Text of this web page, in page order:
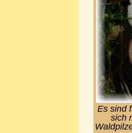
Es sind
sich